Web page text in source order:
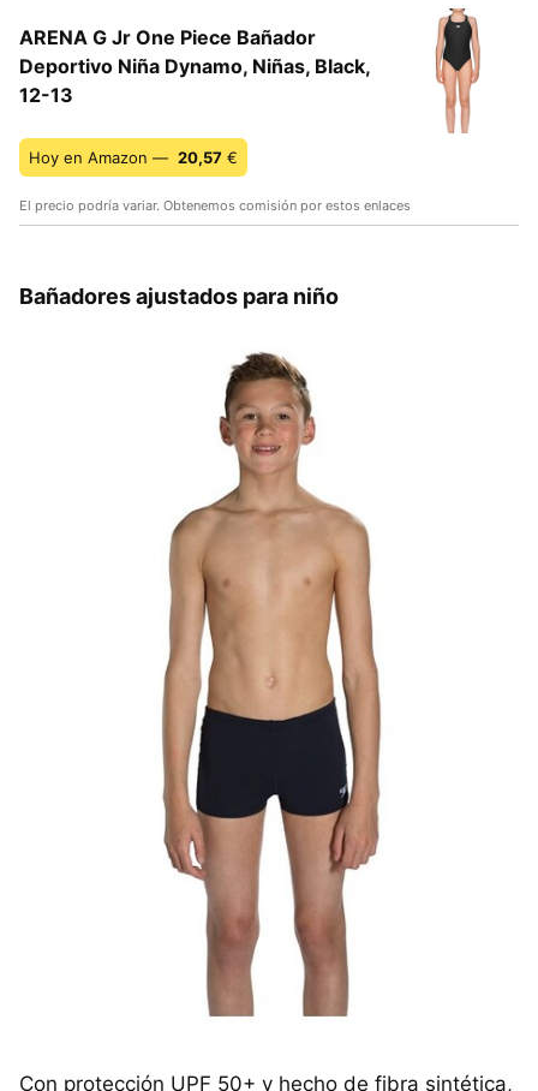
ARENA G Jr One Piece Bañador
Deportivo Niña Dynamo, Niñas, Black,
12-13
Hoy en Amazon — 20,57 €
El precio podría variar. Obtenemos comisión por estos enlaces
Bañadores ajustados para niño
Con protección UPF 50+ y hecho de fibra sintética,